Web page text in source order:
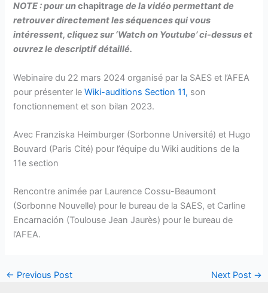
NOTE : pour unchapitrage de la vidéo permettant de
retrouver directement les séquences qui vous
intéressent, cliquez sur ‘Watch on Youtube’ ci-dessus et
ouvrez le descriptif détaillé.
Webinaire du 22 mars 2024 organisé par la SAES et l’AFEA
pour présenter leWiki-auditions Section 11, son
fonctionnement et son bilan 2023.
Avec Franziska Heimburger (Sorbonne Université) et Hugo
Bouvard (Paris Cité) pour l’équipe du Wiki auditions de la
11e section
Rencontre animée par Laurence Cossu-Beaumont
(Sorbonne Nouvelle) pour le bureau de la SAES, et Carline
Encarnación (Toulouse Jean Jaurès) pour le bureau de
l’AFEA.
← Previous Post Next Post →